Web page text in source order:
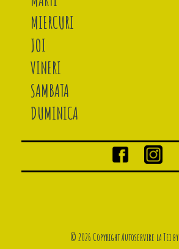
MIERCURI
JOI
VINERI
SAMBATA
DUMINICA
© 2026 Copyright Autoservire la Tei by